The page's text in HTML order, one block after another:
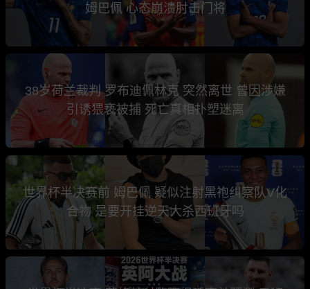
姆巴佩 心态崩溃肘击门将
38岁荷兰裁判 罗布迪佩林克 突然离世 曾因涉嫌
引诱猥亵被捕 死亡真相扑塑迷离
世界杯半决赛前 姆巴佩 疑似注射黑袍纠察队V化
合物 是要开挂逆天大杀西班牙吗